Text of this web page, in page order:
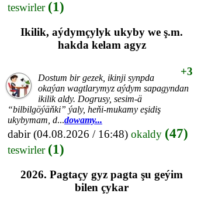
teswirler (1)
Ikilik, aýdymçylyk ukyby we ş.m.
hakda kelam agyz
+3
Dostum bir gezek, ikinji synpda
okaýan wagtlarymyz aýdym sapagyndan
ikilik aldy. Dogrusy, sesim-ä
“bilbilgöýäňki” ýaly, heňi-mukamy eşidiş
ukybymam, d...dowamy...
dabir(04.08.2026 / 16:48) okaldy (47)
teswirler (1)
2026. Pagtaçy gyz pagta şu geýim
bilen çykar